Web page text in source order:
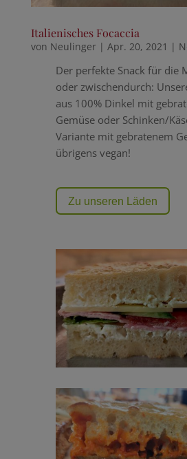
Italienisches Focaccia
von Neulinger| Apr. 20, 2021 |
Der perfekte Snack für die
oder zwischendurch:
aus 100% Dinkel mit
Gemüse oder Schinken/
Variante mit gebratenem
übrigens vegan!
Zu unseren Läden